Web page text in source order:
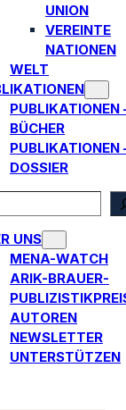
UNION
VEREINTE
NATIONEN
WELT
PUBLIKATIONEN
BÜCHER
PUBLIKATIONEN
DOSSIER
UNS
MENA-WATCH
ARIK-BRAUER-
AUTOREN​
NEWSLETTER
UNTERSTÜTZEN